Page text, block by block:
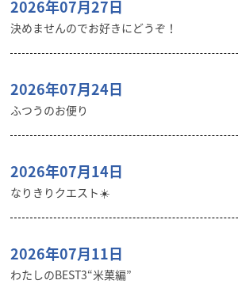
2026年07月27日
決めませんのでお好きにどうぞ！
2026年07月24日
ふつうのお便り
2026年07月14日
なりきりクエスト☀️
2026年07月11日
わたしのBEST3“米菓編”